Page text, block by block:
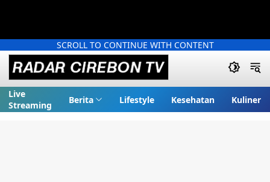
SCROLL TO CONTINUE WITH CONTENT
Live
Streaming
Berita Lifestyle Kesehatan Kuliner